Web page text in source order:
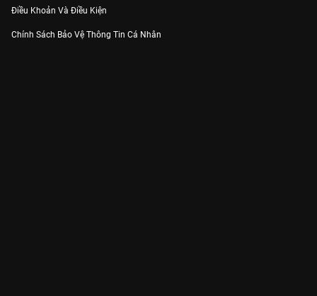
Điều Khoản Và Điều Kiện
Chính Sách Bảo Vệ Thông Tin Cá Nhân